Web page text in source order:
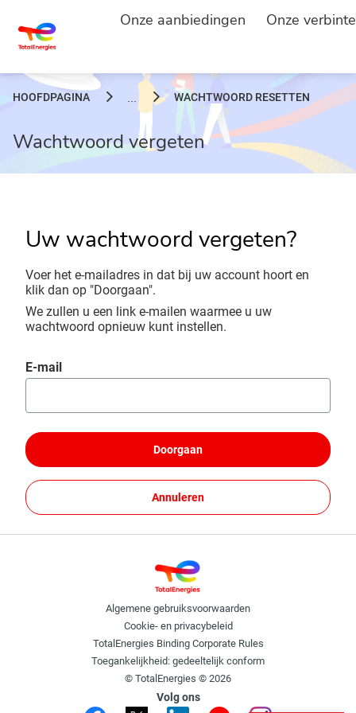
Onze aanbiedingen Onze
HOOFDPAGINA WACHTWOORD RESETTEN
Wachtwoord vergeten
Uw wachtwoord vergeten?
Voer het e-mailadres in dat bij uw account hoort en
klik dan op "Doorgaan".
We zullen u een link e-mailen waarmee u uw
wachtwoord opnieuw kunt instellen.
Wachtwoord opnieuw instellen met uw e-mail
E-mail
Doorgaan
Annuleren
Algemene gebruiksvoorwaarden
Cookie- en privacybeleid
TotalEnergies Binding Corporate Rules
Toegankelijkheid: gedeeltelijk conform
© TotalEnergies © 2026
Volg ons